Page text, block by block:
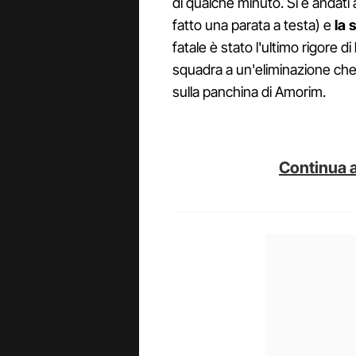
fatto una parata a testa) ela
fatale è stato l'ultimo rigore di
squadra a un'eliminazione
sulla panchina di Amorim.
Continua